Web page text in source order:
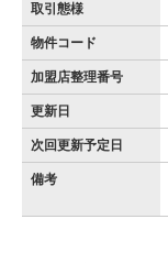
取引態様
物件コード
加盟店整理番号
更新日
次回更新予定日
備考